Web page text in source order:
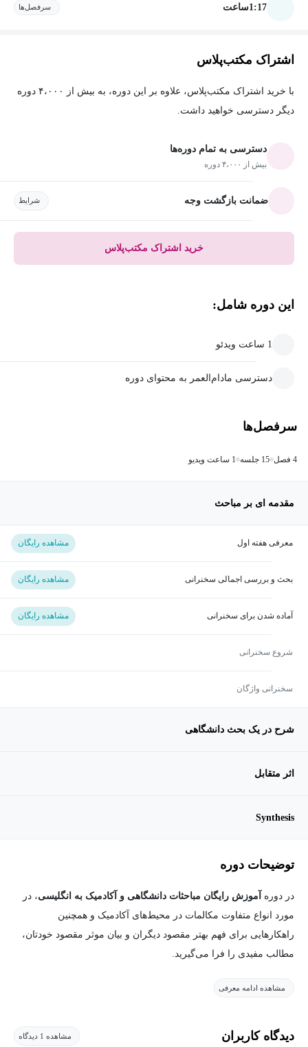
1:17ساعت سرفصل‌ها
اشتراک مکتب‌پلاس
با خرید اشتراک مکتب‌پلاس، علاوه بر این دوره، به بیش از ۴،۰۰۰ دوره
دیگر دسترسی خواهید داشت.
دسترسی به تمام دوره‌ها
بیش از ۴،۰۰۰ دوره
ضمانت بازگشت وجه شرایط
خرید اشتراک مکتب‌پلاس
این دوره شامل:
1 ساعت ویدئو
دسترسی مادام‌العمر به محتوای دوره
سرفصل‌ها
4 فصل 15 جلسه 1 ساعت ویدیو
مقدمه ای بر مباحث
معرفی هفته اول مشاهده رایگان
بحث و بررسی اجمالی سخنرانی مشاهده رایگان
آماده شدن برای سخنرانی مشاهده رایگان
شروع سخنرانی
سخنرانی واژگان
شرح در یک بحث دانشگاهی
اثر متقابل
Synthesis
توضیحات دوره
در دوره آموزش رایگان مباحثات دانشگاهی و آکادمیک به انگلیسی، در
مورد انواع متفاوت مکالمات در محیط‌های آکادمیک و همچنین
راهکار‌هایی برای فهم بهتر مقصود دیگران و بیان موثر مقصود خودتان،
مطالب مفیدی را فرا می‌گیرید.
شیوه بحث کردن پیرامون یک موضوع یکی از مهارت‌هایی است که در
که چطور به‌صورت مؤثر و سازنده یک بحث را پیش برده و به نتیجه
مشاهده ادامه معرفی
دیدگاه کاربران مشاهده 1 دیدگاه